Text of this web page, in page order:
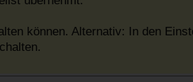
können. Alternativ: In den